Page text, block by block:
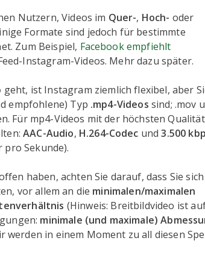
Nutzern, Videos im Quer-, Hoch- oder
Formate sind jedoch für bestimmte
Zum Beispiel, Facebook empfiehlt
Instagram-Videos. Mehr dazu später.
geht, ist Instagram ziemlich flexibel, aber
empfohlene) Typ .mp4-Videos sind; .mov
Für mp4-Videos mit der höchsten
AAC-Audio, H.264-Codec und3.500
pro Sekunde).
haben, achten Sie darauf, dass Sie
vor allem an die minimalen/maximalen
(Hinweis: Breitbildvideo ist
minimale (und maximale)
werden in einem Moment zu all diesen